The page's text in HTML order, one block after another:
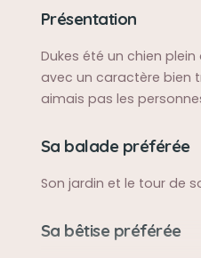
Présentation
Dukes été un chien
avec un caractère bien
aimais pas les
Sa balade préférée
Son jardin et le tour de
Sa bêtise préférée